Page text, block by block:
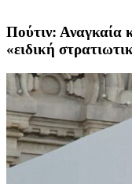
Πούτιν: Αναγκαία
«ειδική